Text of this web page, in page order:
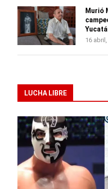
Murió
16
LUCHA LIBRE